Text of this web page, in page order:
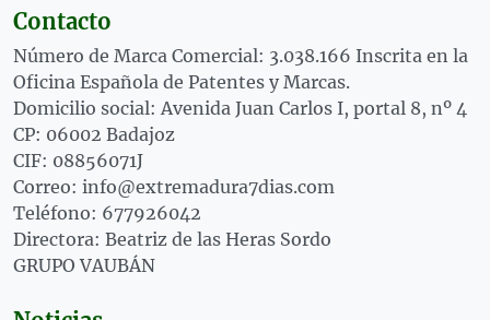
Contacto
Número de Marca Comercial: 3.038.166 Inscrita en la
Oficina Española de Patentes y Marcas.
Domicilio social: Avenida Juan Carlos I, portal 8, nº 4
CP: 06002 Badajoz
CIF: 08856071J
Correo: info@extremadura7dias.com
Teléfono: 677926042
Directora: Beatriz de las Heras Sordo
GRUPO VAUBÁN